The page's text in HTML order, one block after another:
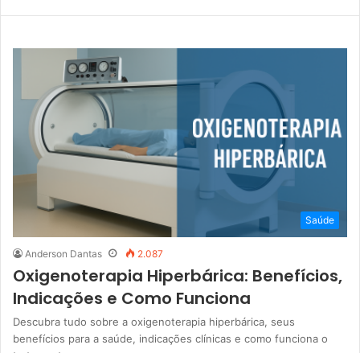
Saúde
Anderson Dantas 2.087
Oxigenoterapia Hiperbárica: Benefícios,
Indicações e Como Funciona
Descubra tudo sobre a oxigenoterapia hiperbárica, seus
benefícios para a saúde, indicações clínicas e como funciona o